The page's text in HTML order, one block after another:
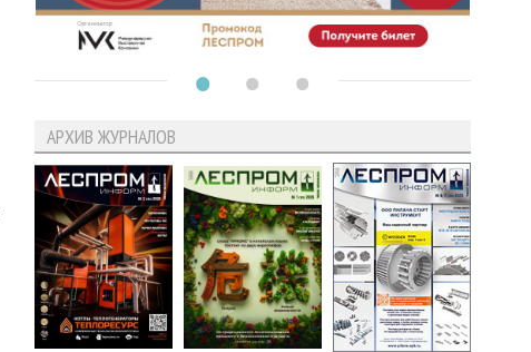
АРХИВ ЖУРНАЛОВ